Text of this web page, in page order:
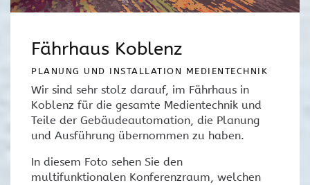
Fährhaus Koblenz
PLANUNG UND INSTALLATION MEDIENTECHNIK
Wir sind sehr stolz darauf, im Fährhaus in
Koblenz für die gesamte Medientechnik und
Teile der Gebäudeautomation, die Planung
und Ausführung übernommen zu haben.
In diesem Foto sehen Sie den
multifunktionalen Konferenzraum, welchen